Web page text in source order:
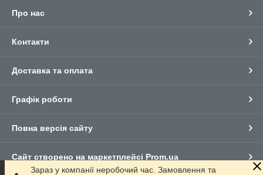
Про нас
Контакти
Доставка та оплата
Графік роботи
Повна версія сайту
Сайт створено на маркетплейсі Prom.ua
Зараз у компанії неробочий час. Замовлення та